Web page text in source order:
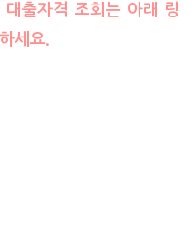
출자격 조회는 아래 링
세요.